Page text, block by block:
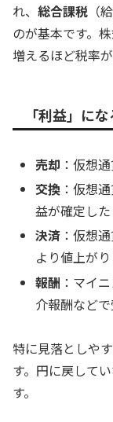
れ、 総合課税 （
のが基本です。
増えるほど税率
「利益」に
売却 ：仮想
交換 ：仮想
益が確定した
決済 ：仮想
より値上が
報酬 ：マイ
介報酬など
特に見落としや
す。円に戻して
す。